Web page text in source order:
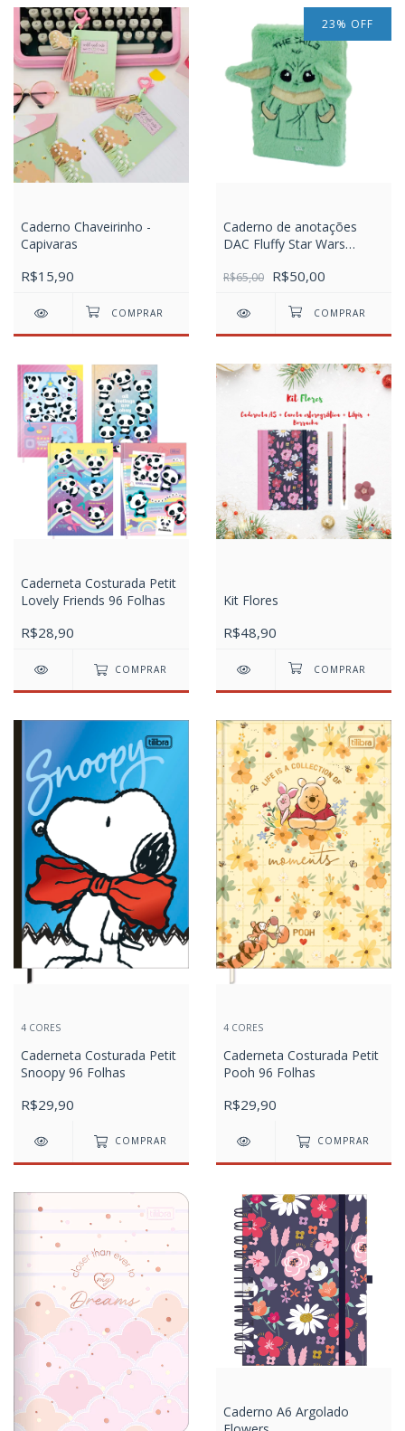
Caderno Chaveirinho -
Capivaras
R$15,90
23% OFF
Caderno de anotações
DAC Fluffy Star Wars
R$65,00 R$50,00
Caderneta Costurada Petit
Lovely Friends 96 Folhas
R$28,90
COMPRAR
Kit Flores
R$48,90
4 CORES
Caderneta Costurada Petit
Snoopy 96 Folhas
R$29,90
COMPRAR
4 CORES
Caderneta Costurada Petit
Pooh 96 Folhas
R$29,90
COMPRAR
Caderno A6 Argolado